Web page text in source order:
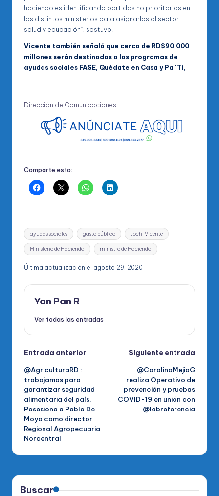
haciendo es identificando partidas no prioritarias en
los distintos ministerios para asignarlos al sector
salud y educación”, sostuvo.
Vicente también señaló que cerca de RD$90,000
millones serán destinados a los programas de
ayudas sociales FASE, Quédate en Casa y Pa ´Ti,
Dirección de Comunicaciones
Comparte esto:
Etiquetas:
ayudas sociales gasto público Jochi Vicente
Ministerio de Hacienda ministro de Hacienda
Última actualización el agosto 29, 2020
Yan Pan R
Ver todas las entradas
Navegación
de
entradas
Entrada anterior
@AgriculturaRD :
trabajamos para
garantizar seguridad
alimentaria del país.
Posesiona a Pablo De
Moya como director
Regional Agropecuaria
Norcentral
Siguiente entrada
@CarolinaMejiaG
realiza Operativo de
prevención y pruebas
COVID-19 en unión con
@labreferencia
Buscar